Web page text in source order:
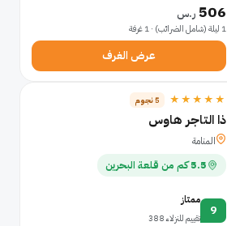
506 ر.س
1 ليلة (شامل الضرائب) · 1 غرفة
عرض الغرف
★★★★★ 5 نجوم
ذا التاجر هاوس
المنامة
5.5 كم من قلعة البحرين
9
ممتاز
تقييم للنزلاء 388